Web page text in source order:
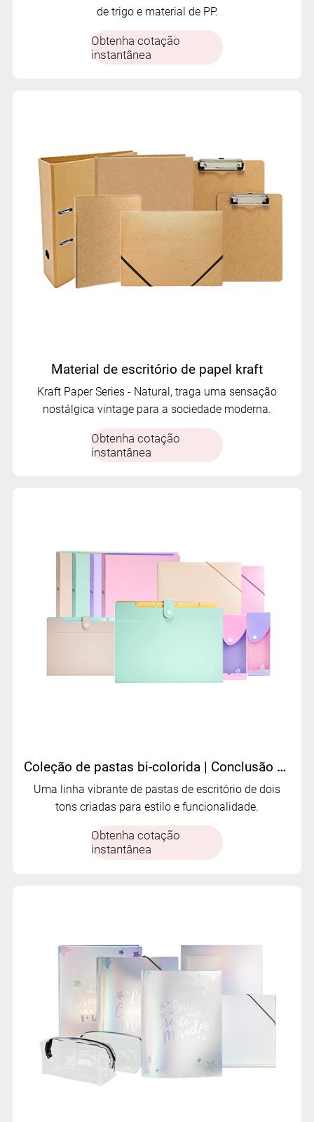
de trigo e material de PP.
Obtenha cotação
instantânea
Material de escritório de papel kraft
Kraft Paper Series - Natural, traga uma sensação
nostálgica vintage para a sociedade moderna.
Obtenha cotação
instantânea
Coleção de pastas bi-colorida | Conclusão de escritório personalizada elegante da Mifia
Uma linha vibrante de pastas de escritório de dois
tons criadas para estilo e funcionalidade.
Obtenha cotação
instantânea